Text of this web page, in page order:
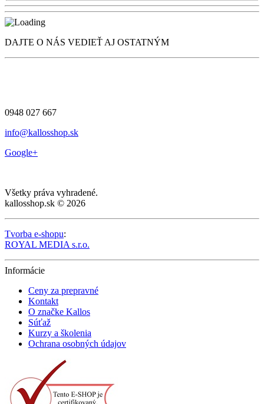
DAJTE O NÁS VEDIEŤ AJ OSTATNÝM
0948 027 667
info@kallosshop.sk
Google+
Všetky práva vyhradené.
kallosshop.sk © 2026
Tvorba e-shopu:
ROYAL MEDIA s.r.o.
Informácie
Ceny za prepravné
Kontakt
O značke Kallos
Súťaž
Kurzy a školenia
Ochrana osobných údajov